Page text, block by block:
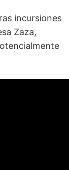
incursiones
Zaza,